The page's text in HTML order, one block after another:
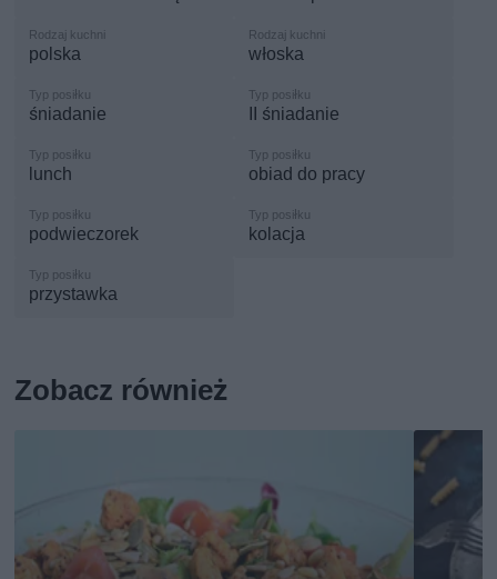
polska włoska
śniadanie II śniadanie
lunch obiad do pracy
podwieczorek kolacja
przystawka
Zobacz również